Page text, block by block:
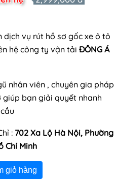
dịch vụ rút hồ sơ gốc xe ô tô
hệ công ty vận tải ĐÔNG Á
nhân viên , chuyên gia pháp
bạn giải quyết nhanh
: 702 Xa Lộ Hà Nội, Phường
Chí Minh
giỏ hàng